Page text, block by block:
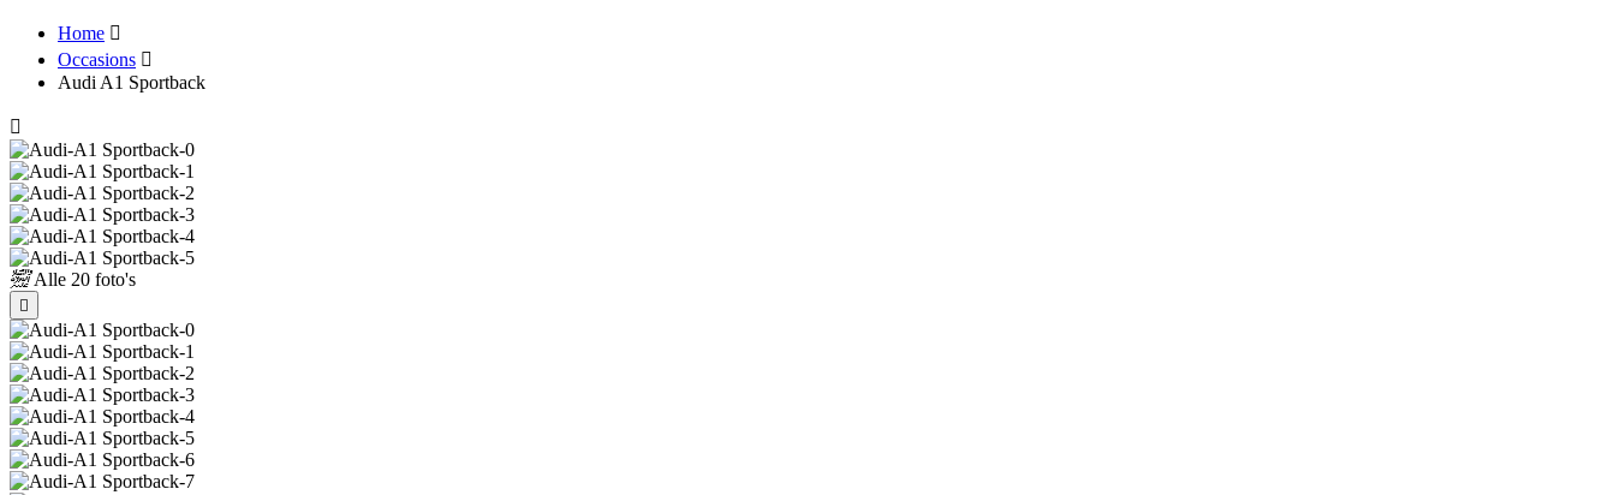
Home
Occasions
Audi A1 Sportback
Alle 20 foto's